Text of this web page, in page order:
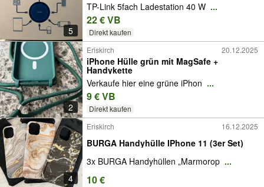
5
TP-Link 5fach Ladestation 40 W ...
22 € VB
Direkt kaufen
2
Eriskirch 20.12.2025
iPhone Hülle grün mit MagSafe +
Handykette
Verkaufe hier eine grüne iPhon ...
9 € VB
Direkt kaufen
4
Eriskirch 16.12.2025
BURGA Handyhülle IPhone 11 (3er Set)
3x BURGA Handyhüllen „Marmorop ...
10 €